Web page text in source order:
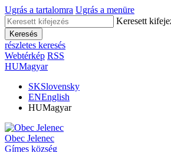
Ugrás a tartalomra Ugrás a menüre
Keresett
Keresés
részletes keresés
Webtérkép RSS
HUMagyar
SKSlovensky
ENEnglish
HUMagyar
Obec Jelenec
Gímes község